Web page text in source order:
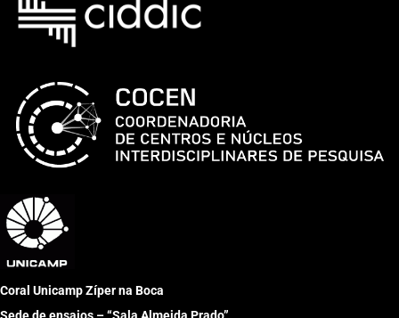
Coral Unicamp Zíper na Boca